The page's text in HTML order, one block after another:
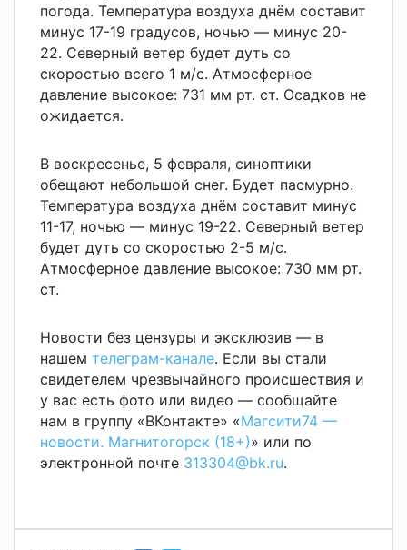
погода. Температура воздуха днём составит
минус 17-19 градусов, ночью — минус 20-
22. Северный ветер будет дуть со
скоростью всего 1 м/с. Атмосферное
давление высокое: 731 мм рт. ст. Осадков не
ожидается.
В воскресенье, 5 февраля, синоптики
обещают небольшой снег. Будет пасмурно.
Температура воздуха днём составит минус
11-17, ночью — минус 19-22. Северный ветер
будет дуть со скоростью 2-5 м/с.
Атмосферное давление высокое: 730 мм рт.
ст.
Новости без цензуры и эксклюзив — в
нашем телеграм-канале. Если вы стали
свидетелем чрезвычайного происшествия и
у вас есть фото или видео — сообщайте
нам в группу «ВКонтакте» «Магсити74 —
новости. Магнитогорск (18+)» или по
электронной почте 313304@bk.ru.